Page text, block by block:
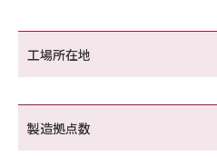
工場所在地
製造拠点数